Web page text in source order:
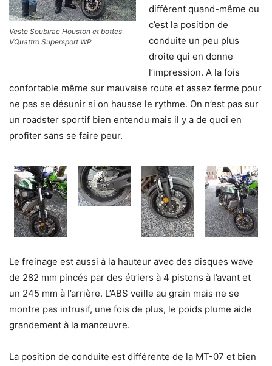
Veste Soubirac Houston et bottes
VQuattro Supersport WP
différent quand-même ou
c’est la position de
conduite un peu plus
droite qui en donne
l’impression. A la fois
confortable même sur mauvaise route et assez ferme pour
ne pas se désunir si on hausse le rythme. On n’est pas sur
un roadster sportif bien entendu mais il y a de quoi en
profiter sans se faire peur.
Le freinage est aussi à la hauteur avec des disques wave
de 282 mm pincés par des étriers à 4 pistons à l’avant et
un 245 mm à l’arrière. L’ABS veille au grain mais ne se
montre pas intrusif, une fois de plus, le poids plume aide
grandement à la manœuvre.
La position de conduite est différente de la MT-07 et bien